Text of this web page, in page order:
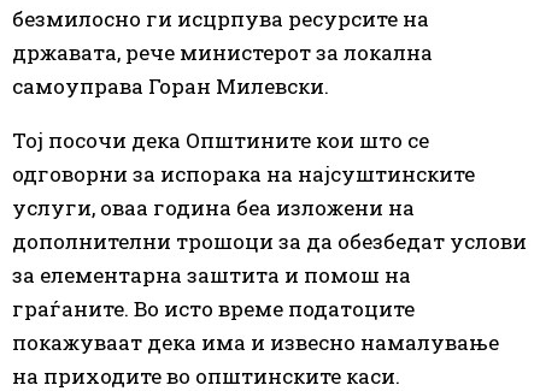
безмилосно ги исцрпува ресурсите на
државата, рече министерот за локална
самоуправа Горан Милевски.
Тој посочи дека Општините кои што се
одговорни за испорака на најсуштинските
услуги, оваа година беа изложени на
дополнителни трошоци за да обезбедат услови
за елементарна заштита и помош на
граѓаните. Во исто време податоците
покажуваат дека има и извесно намалување
на приходите во општинските каси.